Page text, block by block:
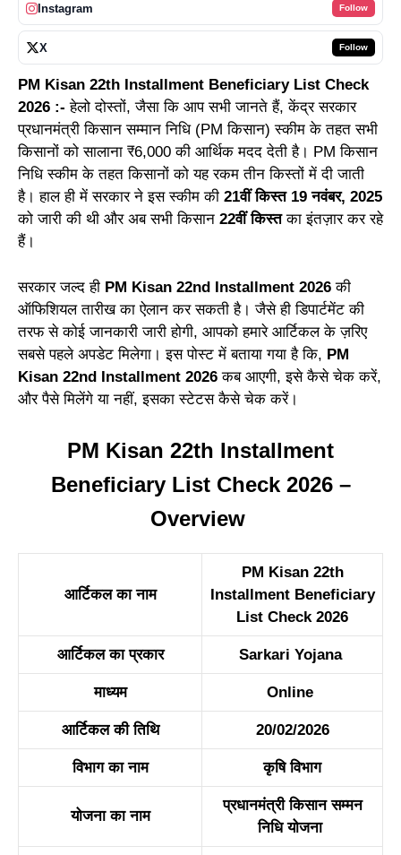
Instagram Follow
X Follow
PM Kisan 22th Installment Beneficiary List Check
2026 :-हेलो दोस्तों, जैसा कि आप सभी जानते हैं, केंद्र सरकार
प्रधानमंत्री किसान सम्मान निधि (PM किसान) स्कीम के तहत सभी
किसानों को सालाना ₹6,000 की आर्थिक मदद देती है। PM किसान
निधि स्कीम के तहत किसानों को यह रकम तीन किस्तों में दी जाती
है। हाल ही में सरकार ने इस स्कीम की 21वीं किस्त 19 नवंबर, 2025
को जारी की थी और अब सभी किसान 22वीं किस्तका इंतज़ार कर रहे
हैं।
सरकार जल्द ही PM Kisan 22nd Installment 2026 की
ऑफिशियल तारीख का ऐलान कर सकती है। जैसे ही डिपार्टमेंट की
तरफ से कोई जानकारी जारी होगी, आपको हमारे आर्टिकल के ज़रिए
सबसे पहले अपडेट मिलेगा। इस पोस्ट में बताया गया है कि, PM
Kisan 22nd Installment 2026 कब आएगी, इसे कैसे चेक करें,
और पैसे मिलेंगे या नहीं, इसका स्टेटस कैसे चेक करें।
PM Kisan 22th Installment
Beneficiary List Check 2026 –
Overview
आर्टिकल का नाम
PM Kisan 22th
Installment Beneficiary
List Check 2026
आर्टिकल का प्रकार Sarkari Yojana
माध्यम Online
आर्टिकल की तिथि 20/02/2026
विभाग का नाम कृषि विभाग
योजना का नाम
प्रधानमंत्री किसान सम्मन
निधि योजना